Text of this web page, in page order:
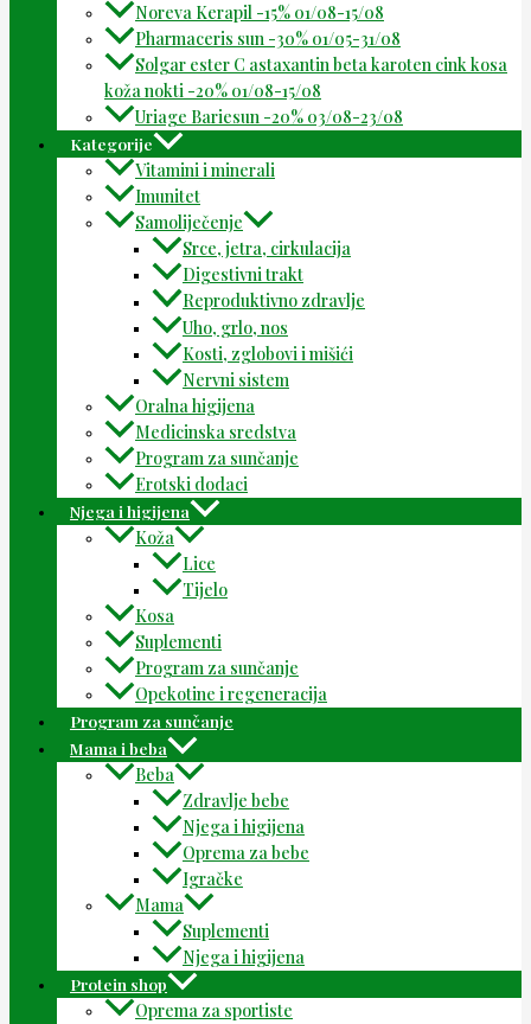
Noreva Kerapil -15% 01/08-15/08
Pharmaceris sun -30% 01/05-31/08
Solgar ester C astaxantin beta karoten cink kosa
koža nokti -20% 01/08-15/08
Uriage Bariesun -20% 03/08-23/08
Kategorije
Vitamini i minerali
Imunitet
Samoliječenje
Srce, jetra, cirkulacija
Digestivni trakt
Reproduktivno zdravlje
Uho, grlo, nos
Kosti, zglobovi i mišići
Nervni sistem
Oralna higijena
Medicinska sredstva
Program za sunčanje
Erotski dodaci
Njega i higijena
Koža
Lice
Tijelo
Kosa
Suplementi
Program za sunčanje
Opekotine i regeneracija
Program za sunčanje
Mama i beba
Beba
Zdravlje bebe
Njega i higijena
Oprema za bebe
Igračke
Mama
Suplementi
Njega i higijena
Protein shop
Oprema za sportiste